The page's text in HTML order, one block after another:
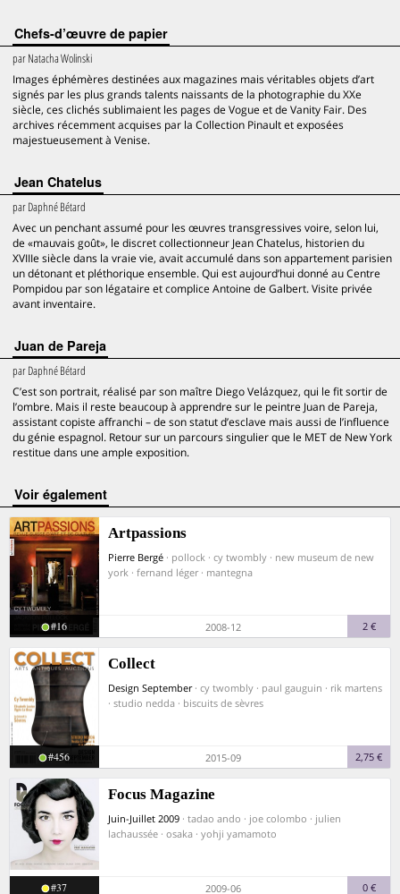
Chefs-d’œuvre de papier
parNatacha Wolinski
Images éphémères destinées aux magazines mais véritables objets d’art
signés par les plus grands talents naissants de la photographie du XXe
siècle, ces clichés sublimaient les pages de Vogue et de Vanity Fair. Des
archives récemment acquises par la Collection Pinault et exposées
majestueusement à Venise.
Jean Chatelus
parDaphné Bétard
Avec un penchant assumé pour les œuvres transgressives voire, selon lui,
de «mauvais goût», le discret collectionneur Jean Chatelus, historien du
XVIIIe siècle dans la vraie vie, avait accumulé dans son appartement parisien
un détonant et pléthorique ensemble. Qui est aujourd’hui donné au Centre
Pompidou par son légataire et complice Antoine de Galbert. Visite privée
avant inventaire.
Juan de Pareja
parDaphné Bétard
C’est son portrait, réalisé par son maître Diego Velázquez, qui le fit sortir de
l’ombre. Mais il reste beaucoup à apprendre sur le peintre Juan de Pareja,
assistant copiste affranchi – de son statut d’esclave mais aussi de l’influence
du génie espagnol. Retour sur un parcours singulier que le MET de New York
restitue dans une ample exposition.
voir également
Artpassions
Pierre Bergé · pollock · cy twombly · new museum de new
york · fernand léger · mantegna
#16 2008-12 2 €
Collect
Design September · cy twombly · paul gauguin · rik martens
· studio nedda · biscuits de sèvres
#456 2015-09 2,75 €
Focus Magazine
Juin-Juillet 2009 · tadao ando · joe colombo · julien
lachaussée · osaka · yohji yamamoto
#37 2009-06 0 €